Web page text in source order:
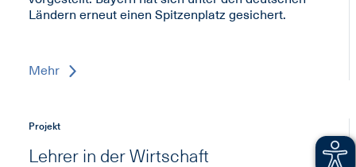
Ländern erneut einen Spitzenplatz gesichert.
Mehr
Projekt
Lehrer in der Wirtschaft